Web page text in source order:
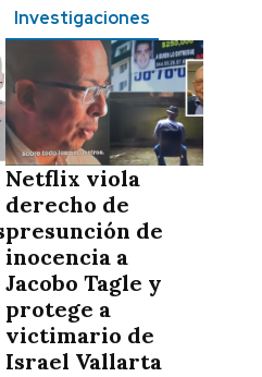
Investigaciones
Netflix viola
derecho de
presunción de
inocencia a
Jacobo Tagle y
protege a
victimario de
Israel Vallarta